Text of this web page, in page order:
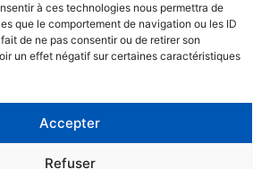
à ces technologies nous permettra de
que le comportement de navigation ou les ID
de ne pas consentir ou de retirer son
un effet négatif sur certaines caractéristiques
Accepter
Refuser